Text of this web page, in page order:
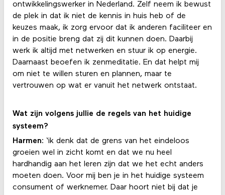
ontwikkelingswerker in Nederland. Zelf neem ik bewust
de plek in dat ik niet de kennis in huis heb of de
keuzes maak, ik zorg ervoor dat ik anderen faciliteer en
in de positie breng dat zij dit kunnen doen. Daarbij
werk ik altijd met netwerken en stuur ik op energie.
Daarnaast beoefen ik zenmeditatie. En dat helpt mij
om niet te willen sturen en plannen, maar te
vertrouwen op wat er vanuit het netwerk ontstaat.
Wat zijn volgens jullie de regels van het huidige
systeem?
Harmen: ‘ik denk dat de grens van het eindeloos
groeien wel in zicht komt en dat we nu heel
hardhandig aan het leren zijn dat we het echt anders
moeten doen. Voor mij ben je in het huidige systeem
consument of werknemer. Daar hoort niet bij dat je